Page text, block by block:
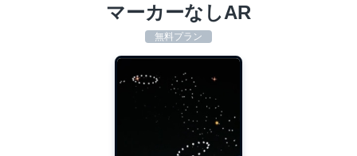
マーカーなしAR
無料プラン